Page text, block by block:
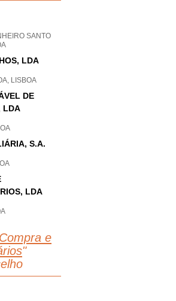
SANTO
LDA
LISBOA
DE
LDA
S.A.
LDA
e
"